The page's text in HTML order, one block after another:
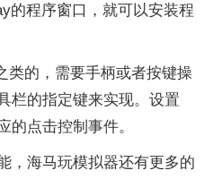
的程序窗口，就可以安装程
类的，需要手柄或者按键操
栏的指定键来实现。设置
的点击控制事件。
，海马玩模拟器还有更多的